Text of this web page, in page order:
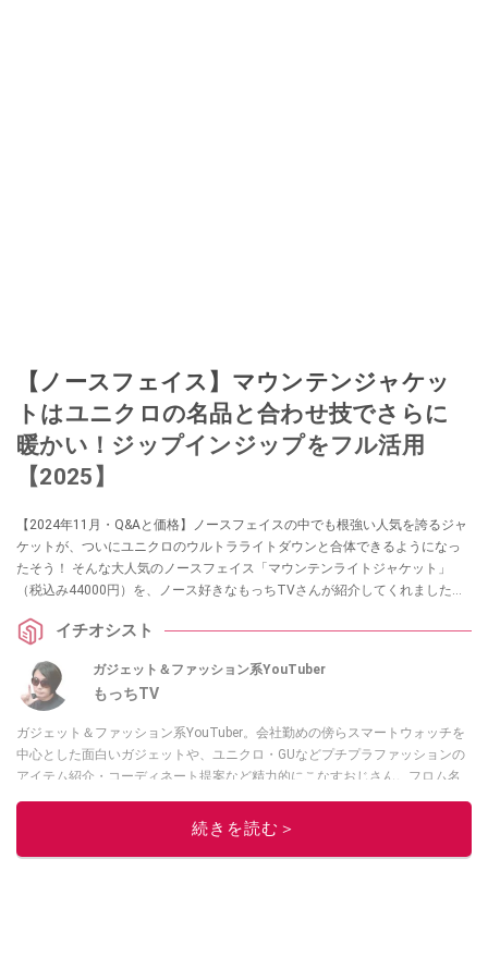
【ノースフェイス】マウンテンジャケッ
トはユニクロの名品と合わせ技でさらに
暖かい！ジップインジップをフル活用
【2025】
【2024年11月・Q&Aと価格】ノースフェイスの中でも根強い人気を誇るジャ
ケットが、ついにユニクロのウルトラライトダウンと合体できるようになっ
たそう！ そんな大人気のノースフェイス「マウンテンライトジャケット」
（税込み44000円）を、ノース好きなもっちTVさんが紹介してくれました。
ンジップシステム”により真冬も乗り切れるジャケットに早変わりすることな
イチオシスト
ガジェット＆ファッション系YouTuber
もっちTV
ガジェット＆ファッション系YouTuber。会社勤めの傍らスマートウォッチを
中心とした面白いガジェットや、ユニクロ・GUなどプチプラファッションの
アイテム紹介・コーディネート提案など精力的にこなすおじさん。フロム名
このイチオシストの他の記事を読む
続きを読む＞